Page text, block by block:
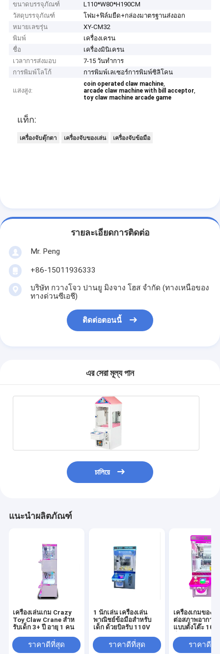
บ้าน
สินค้า
เกี่ยวกับเรา
ขนาดบรรจุภัณฑ์
L110*W80*H190CM
วัสดุบรรจุภัณฑ์
โฟม+ฟิล์มยืด+กล่องมาตรฐานส่งออก
หมายเลขรุ่น
XY-CM32
พิมพ์
เครื่องเครน
ชื่อ
เครื่องมินิเครน
เวลาการส่งมอบ
7-15 วันทำการ
การพิมพ์โลโก้
การพิมพ์เลเซอร์การพิมพ์ซิลิโคน
แสงสูง:
coin operated claw machine,
arcade claw machine with bill acceptor,
toy claw machine arcade game
แท็ก:
เครื่องจับตุ๊กตา เครื่องจับของเล่น เครื่องจับข้อมือ
รายละเอียดการติดต่อ
Mr. Peng
+86-15011936333
บริษัท กวางโจว ปานยู มิงจาง โฮส จํากัด (ทางเหนือของ
ทางด่วนซีเอชี)
ติดต่อตอนนี้
এর সেরা মূল্য পান
চালিয়ে
แนะนำผลิตภัณฑ์
เครื่องเล่นเกม Crazy
Toy Claw Crane สําห
รับเด็ก 3+ ปี อายุ 1 คน
ราคาดีที่สุด
1 นักเล่น เครื่องเล่น
พาณิชย์ข้อมือสําหรับ
เด็ก ด้วยบิลรับ 110V
ราคาดีที่สุด
เครื่องเกมของ
ต่อสภาพอากาศ
แบบตั้งโต๊ะ
ราคาดีที่